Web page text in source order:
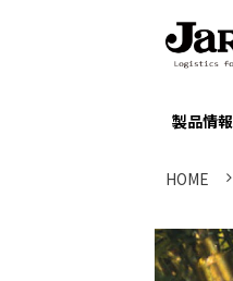
製品情報
HOME